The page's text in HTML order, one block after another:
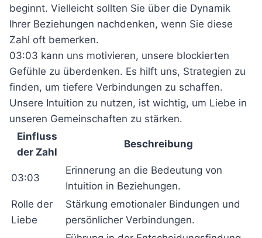
beginnt. Vielleicht sollten Sie über die Dynamik
Ihrer Beziehungen nachdenken, wenn Sie diese
Zahl oft bemerken.
03:03 kann uns motivieren, unsere blockierten
Gefühle zu überdenken. Es hilft uns, Strategien zu
finden, um tiefere Verbindungen zu schaffen.
Unsere Intuition zu nutzen, ist wichtig, um Liebe in
unseren Gemeinschaften zu stärken.
Einfluss
der Zahl
Beschreibung
03:03
Erinnerung an die Bedeutung von
Intuition in Beziehungen.
Rolle der
Liebe
Stärkung emotionaler Bindungen und
persönlicher Verbindungen.